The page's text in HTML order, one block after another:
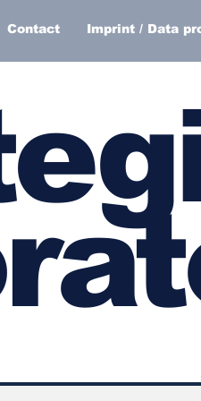
Contact Imprint / Data